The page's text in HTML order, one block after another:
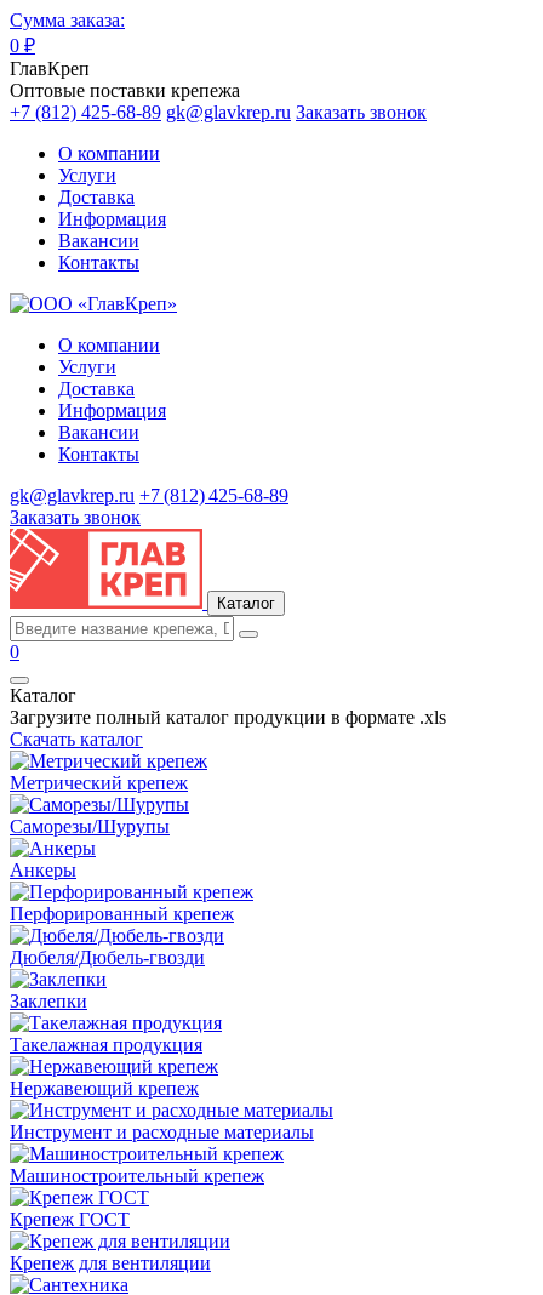
Сумма заказа:
0 ₽
ГлавКреп
Оптовые поставки крепежа
+7 (812) 425-68-89 gk@glavkrep.ru Заказать звонок
О компании
Услуги
Доставка
Информация
Вакансии
Контакты
О компании
Услуги
Доставка
Информация
Вакансии
Контакты
gk@glavkrep.ru +7 (812) 425-68-89
Заказать звонок
Каталог
0
Каталог
Загрузите полный каталог продукции в формате .xls
Скачать каталог
Метрический крепеж
Саморезы/Шурупы
Анкеры
Перфорированный крепеж
Дюбеля/Дюбель-гвозди
Заклепки
Такелажная продукция
Нержавеющий крепеж
Инструмент и расходные материалы
Машиностроительный крепеж
Крепеж ГОСТ
Крепеж для вентиляции